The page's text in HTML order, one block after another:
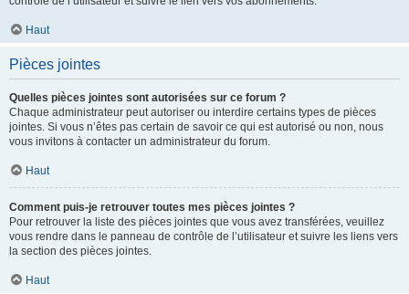
Haut
Pièces jointes
Quelles pièces jointes sont autorisées sur ce forum ?
Chaque administrateur peut autoriser ou interdire certains types de pièces
jointes. Si vous n’êtes pas certain de savoir ce qui est autorisé ou non, nous
vous invitons à contacter un administrateur du forum.
Haut
Comment puis-je retrouver toutes mes pièces jointes ?
Pour retrouver la liste des pièces jointes que vous avez transférées, veuillez
vous rendre dans le panneau de contrôle de l’utilisateur et suivre les liens vers
la section des pièces jointes.
Haut